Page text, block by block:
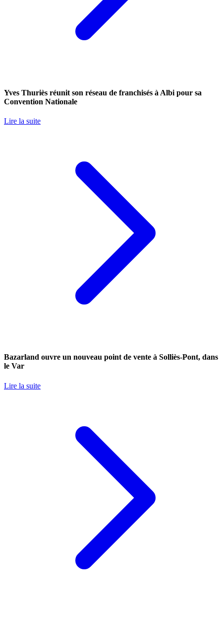
Yves Thuriès réunit son réseau de franchisés à Albi pour sa
Convention Nationale
Lire la suite
Bazarland ouvre un nouveau point de vente à Solliès-Pont, dans
le Var
Lire la suite